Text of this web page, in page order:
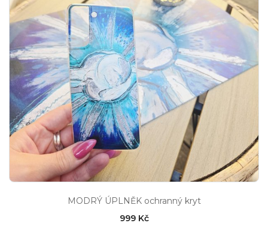
MODRÝ ÚPLNĚK ochranný kryt
999 Kč